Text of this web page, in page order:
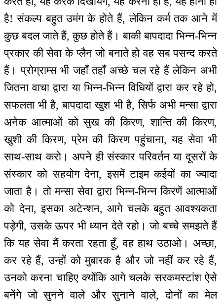
है! संकल्प बहुत उमंग के होते हैं, लेकिन कर्म तक आने में
कुछ बदल जाते हैं, कुछ होते हैं। बाकी बापदादा भिन्न-भिन्न
प्रकार की सेवा के प्लैन जो बनाते हो वह सब पसन्द करते
हैं। प्रोग्राम्स भी जहाँ तहाँ अच्छे चल रहे हैं लेकिन अभी
जितना वाचा द्वारा या भिन्न-भिन्न विधियों द्वारा कर रहे हो,
सफलता भी है, बापदादा खुश भी है, सिर्फ अभी मन्सा द्वारा
अनेक आत्माओं को सुख की किरण, शान्ति की किरण,
खुशी की किरण, प्रेम की किरण पहुंचाना, यह सेवा भी
साथ-साथ करो। अपने ही संस्कार परिवर्तन या दूसरों के
संस्कार को सहयोग देना, इसमें टाइम कईयों का ज्यादा
जाता है। तो मन्सा सेवा द्वारा भिन्न-भिन्न किरणें आत्माओं
को देना, इसका अटेन्शन, आगे चलके बहुत आवश्यकता
पड़ेगी, उसके ऊपर भी ध्यान देते रहो। जो बच्चे समझते हैं
कि यह सेवा मैं करता रहता हूँ, वह हाथ उठाओ। अच्छा,
कर रहे हैं, उन्हों को मुबारक है और जो नहीं कर रहे हैं,
उनको करना चाहिए क्योंकि आगे चलके सरकमस्टांश ऐसे
बनेंगे जो सुनने वाले और सुनाने वाले, दोनों का मेल